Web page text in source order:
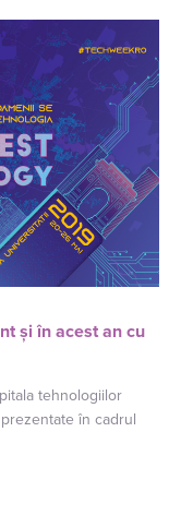
și în acest an cu
tehnologiilor
în cadrul